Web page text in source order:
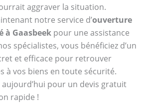
aggraver la situation.
notre service d’ouverture
à Gaasbeek pour une assistance
spécialistes, vous bénéficiez d’un
et efficace pour retrouver
à vos biens en toute sécurité.
aujourd’hui pour un devis gratuit
rapide !